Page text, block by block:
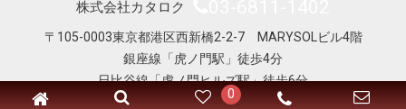
株式会社カタロク
〒105-0003東京都港区西新橋2-2-7 MARYSOLビル4階
銀座線「虎ノ門駅」徒歩4分
日比谷線「虎ノ門ヒルズ駅」徒歩6分
Copyright © KATAROKU All Right Reserved
0